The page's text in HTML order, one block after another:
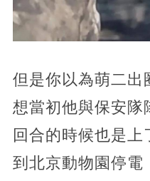
但是你以為萌二出
想當初他與保安隊
回合的時候也是上
到北京動物園停電